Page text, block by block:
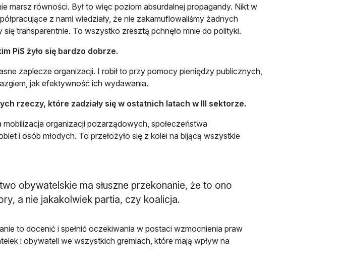
marsz równości. Był to więc poziom absurdalnej propagandy. Nikt w
z nami wiedziały, że nie zakamuflowaliśmy żadnych
transparentnie. To wszystko zresztą pchnęło mnie do polityki.
PiS żyło się bardzo dobrze.
zaplecze organizacji. I robił to przy pomocy pieniędzy publicznych,
jak efektywność ich wydawania.
rzeczy, które zadziały się w ostatnich latach w III sektorze.
organizacji pozarządowych, społeczeństwa
i osób młodych. To przełożyło się z kolei na bijącą wszystkie
obywatelskie ma słuszne przekonanie, że to ono
a nie jakakolwiek partia, czy koalicja.
to docenić i spełnić oczekiwania w postaci wzmocnienia praw
i obywateli we wszystkich gremiach, które mają wpływ na